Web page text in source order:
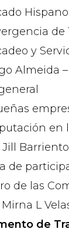
de
y
Almeida –
en
Jill
de
de las
Mirna L
de